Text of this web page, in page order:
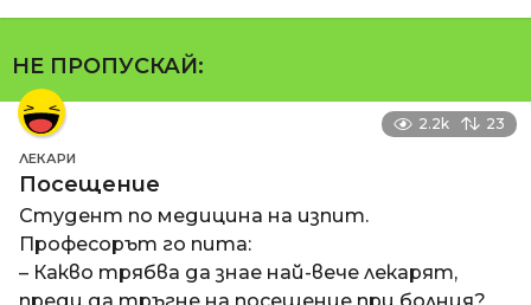
НЕ ПРОПУСКАЙ:
2.2k 23
ЛЕКАРИ
Посещение
Студент по медицина на изпит.
Професорът го пита:
– Какво трябва да знае най-вече лекарят,